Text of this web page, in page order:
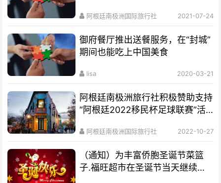
阿根廷南极洲国际旅行社 2021-07-24
御府餐厅推出送餐服务，在“封城”
期间也能吃上中国美食
lisa 2020-03-21
阿根廷南极洲旅行社积极赞助支持
“阿根廷2022移民杯足球联赛”活
阿根廷南极洲国际旅行社 2022-10-27
（通知）为丰富侨胞圣诞节菜篮
子.福旺超市在圣诞节当天继续营